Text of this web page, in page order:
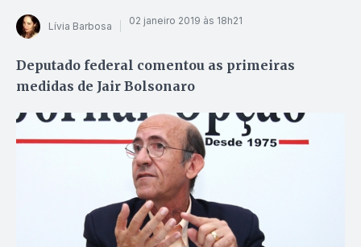
Lívia Barbosa 02 janeiro 2019 às 18h21
Deputado federal comentou as primeiras
medidas de Jair Bolsonaro